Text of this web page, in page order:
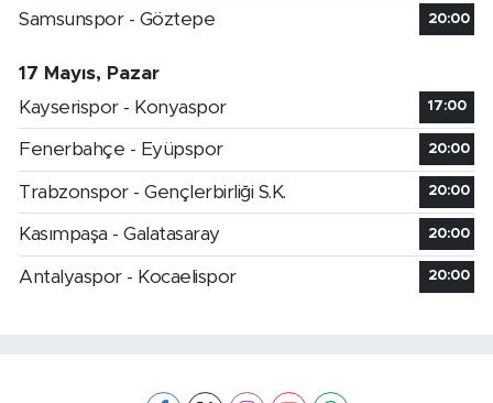
Samsunspor - Göztepe 20:00
17 Mayıs, Pazar
Kayserispor - Konyaspor
17:00
Fenerbahçe - Eyüpspor 20:00
Trabzonspor - Gençlerbirliği S.K. 20:00
Kasımpaşa - Galatasaray 20:00
Antalyaspor - Kocaelispor 20:00